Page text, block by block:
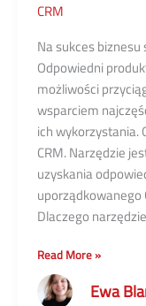
CRM
Na sukces
Odpowiedni
możliwości
wsparciem
ich wykorzystania.
CRM. Narzędzie
uzyskania
uporządkowanego
Dlaczego
Prosty
CRM:
Jak
Read More »
Ewa